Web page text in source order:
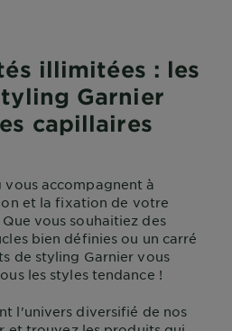
illimitées : les
Garnier
capillaires
accompagnent à
et la fixation de votre
vous souhaitiez des
bien définies ou un carré
de styling Garnier vous
les styles tendance !
l'univers diversifié de nos